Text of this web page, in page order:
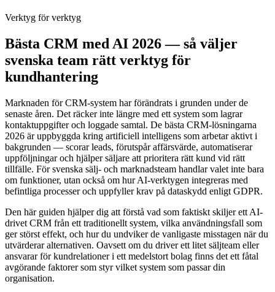
Verktyg för verktyg
Bästa CRM med AI 2026 — så väljer
svenska team rätt verktyg för
kundhantering
Marknaden för CRM-system har förändrats i grunden under de
senaste åren. Det räcker inte längre med ett system som lagrar
kontaktuppgifter och loggade samtal. De bästa CRM-lösningarna
2026 är uppbyggda kring artificiell intelligens som arbetar aktivt i
bakgrunden — scorar leads, förutspår affärsvärde, automatiserar
uppföljningar och hjälper säljare att prioritera rätt kund vid rätt
tillfälle. För svenska sälj- och marknadsteam handlar valet inte bara
om funktioner, utan också om hur AI-verktygen integreras med
befintliga processer och uppfyller krav på dataskydd enligt GDPR.
Den här guiden hjälper dig att förstå vad som faktiskt skiljer ett AI-
drivet CRM från ett traditionellt system, vilka användningsfall som
ger störst effekt, och hur du undviker de vanligaste misstagen när du
utvärderar alternativen. Oavsett om du driver ett litet säljteam eller
ansvarar för kundrelationer i ett medelstort bolag finns det ett fåtal
avgörande faktorer som styr vilket system som passar din
organisation.